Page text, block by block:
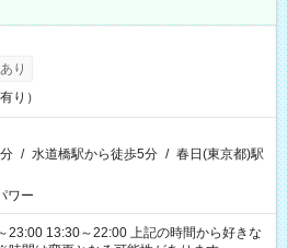
り
り）
/ 水道橋駅から徒歩5分 / 春日(東京都)駅
ワー
～22:00 上記の時間から好きな